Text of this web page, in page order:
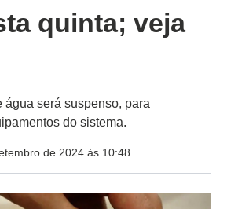
quinta; veja
água será suspenso, para
do sistema.
de 2024 às 10:48